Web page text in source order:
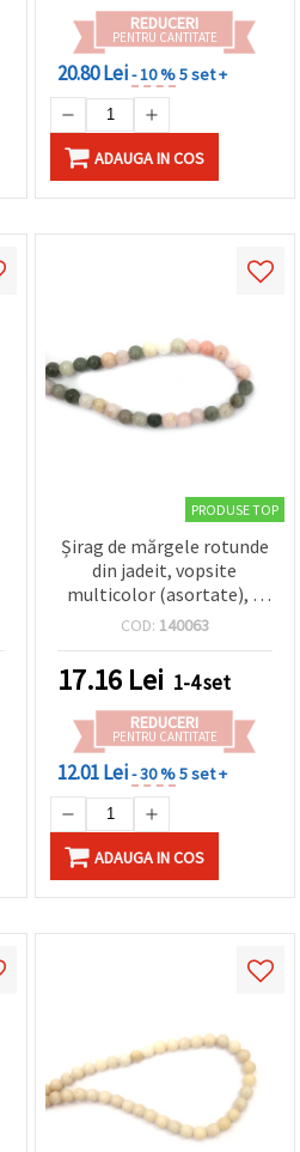
REDUCERI
PENTRU CANTITATE
20.80 Lei- 10 %5 set +
ADAUGA IN COS
PRODUSE TOP
Șirag de mărgele rotunde
din jadeit, vopsite
multicolor (asortate), 8
mm, aprox. 48 bucăți,
handmade, beading,
brățări și coliere
COD: 140063
17.16 Lei 1-4 set
REDUCERI
PENTRU CANTITATE
12.01 Lei- 30 %5 set +
ADAUGA IN COS